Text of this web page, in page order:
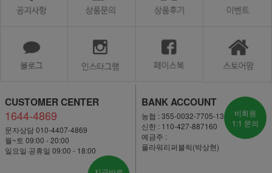
CUSTOMER CENTER
1644-4869
문자상담 010-4407-4869
월~토 09:00 - 20:00
일요일·공휴일 09:00 - 18:00
BANK ACCOUNT
농협 : 355-0032-7705-13
신한 : 110-427-887160
예금주 :
플라워리퍼블릭(박상현)
비회원
1:1 문의